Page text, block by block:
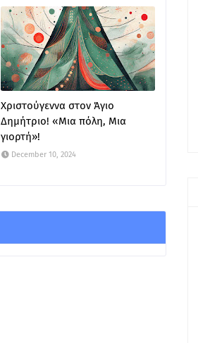
Χριστούγεννα στον Άγιο
Δημήτριο! «Μια πόλη, Μια
γιορτή»!
December 10, 2024